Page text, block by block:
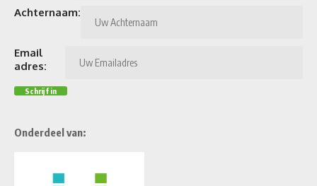
Achternaam:
Email
adres:
Onderdeel van: